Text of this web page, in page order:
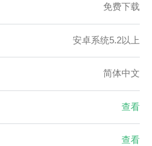
免费下载
安卓系统5.2以上
简体中文
查看
查看